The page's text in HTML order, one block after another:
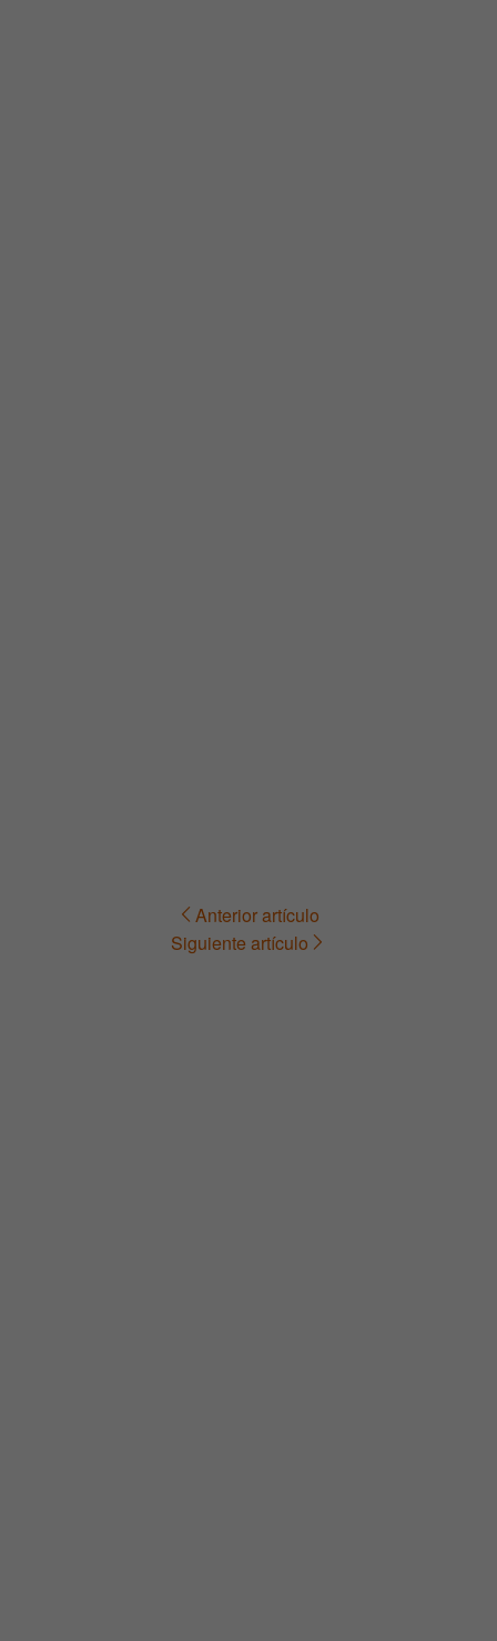
Navegación Anterior artículo
Siguiente artículo